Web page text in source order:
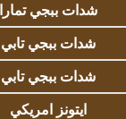
شدات ببجي تمارا
شدات ببجي تابي
شدات ببجي تابي
ايتونز امريكي